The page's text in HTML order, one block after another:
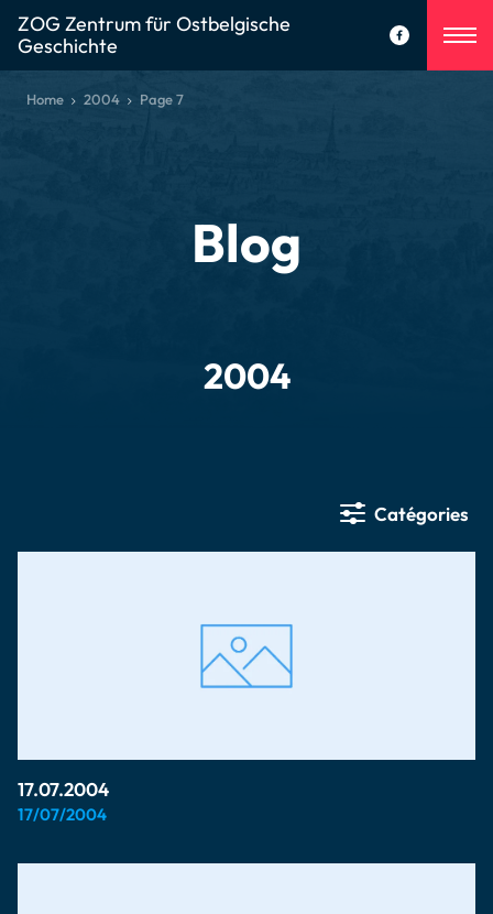
ZOG Zentrum für Ostbelgische
Geschichte
Home 2004 Page 7
Blog
2004
Catégories
17.07.2004
17/07/2004